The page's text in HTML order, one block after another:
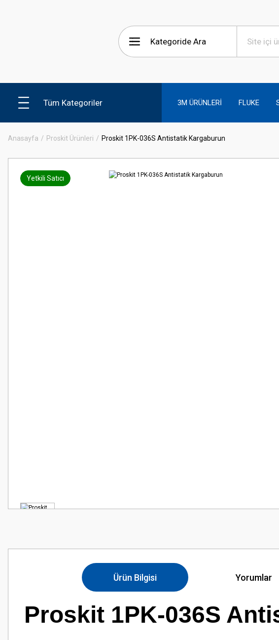
Tüm Kategoriler 3M ÜRÜNLERİ FLUKE
Anasayfa Proskit Ürünleri Proskit 1PK-036S Antistatik Kargaburun
Yetkili Satıcı
Ürün Bilgisi Yorumlar
Proskit 1PK-036S